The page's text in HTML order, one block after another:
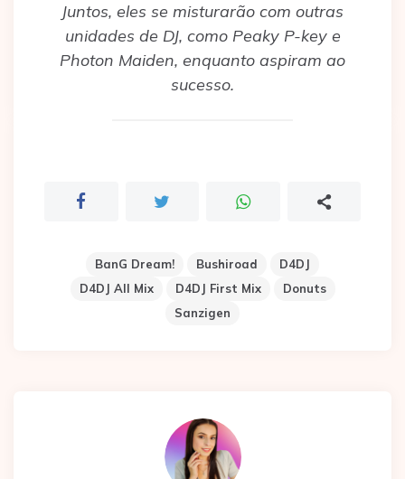
Juntos, eles se misturarão com outras
unidades de DJ, como Peaky P-key e
Photon Maiden, enquanto aspiram ao
sucesso.
BanG Dream! Bushiroad
D4DJ
D4DJ All Mix
D4DJ First Mix
Donuts
Sanzigen